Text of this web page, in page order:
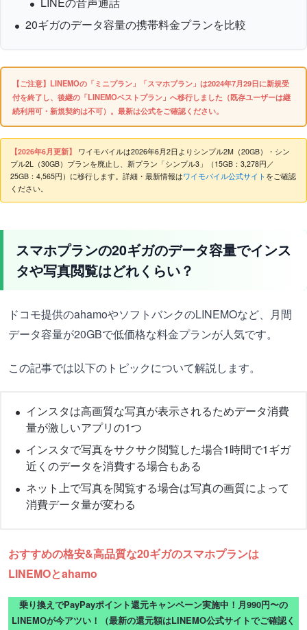
20ギガのデータ容量の携帯料金プランを比較
【ご注意】LINEMOの「ミニプラン」「スマホプラン」は2024年7月29日に新規受
付を終了し、後継の「LINEMOベストプラン」へ移行しました（既存ユーザーは継
続利用可・新規契約は不可）。最新は公式をご確認ください。
【2026年6月更新】
ワイモバイルは2026年6月2日よりシンプル2M（20GB）・シン
プル2L（30GB）プランを廃止し、新プラン「シンプル3」（15GB：3,278円／
25GB：4,565円）に移行します。詳細・最新情報はワイモバイル公式サイト をご確認
ください。
スマホプランの20ギガのデータ容量でインス
タや写真閲覧はどれくらい？
ドコモ提供のahamoやソフトバンクのLINEMOなど、月間
データ容量が20GBで低価格な料金プランが人気です。
この記事では以下のトピックについて解説します。
インスタは高画質な写真が表示されるためデータ消費
量が激しいアプリの1つ
インスタで写真をサクサク閲覧した場合1時間で1ギガ
近くのデータを消費する場合もある
ネット上で写真を閲覧する場合は写真の画質によって
消費データ量が変わる
おすすめの格安&高品質な20ギガのスマホプランは
LINEMOとahamo
乗り換えでPayPayポイント還元キャンペーン実施中！月990円〜の
LINEMOが今アツい！（最新の還元額はLINEMO公式サイトでご確認く